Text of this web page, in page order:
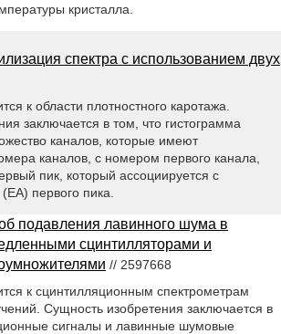
кристалла.
спектра с использованием двух
к области плотностного каротажа.
заключается в том, что гистограмма
каналов, которые имеют
каналов, с номером первого канала,
пик, который ассоциируется с
первого пика.
подавления лавинного шума в
сцинтилляторами и
// 2597668
к сцинтилляционным спектрометрам
Сущность изобретения заключается в
сигналы и лавинные шумовые